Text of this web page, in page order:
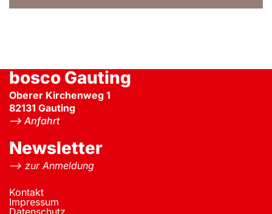
bosco Gauting
Oberer Kirchenweg 1
82131 Gauting
–> Anfahrt
Newsletter
–> zur Anmeldung
Kontakt
Impressum
Datenschutz